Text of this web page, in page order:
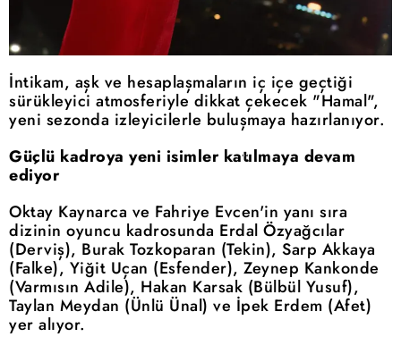
İntikam, aşk ve hesaplaşmaların iç içe geçtiği
sürükleyici atmosferiyle dikkat çekecek "Hamal",
yeni sezonda izleyicilerle buluşmaya hazırlanıyor.
Güçlü kadroya yeni isimler katılmaya devam
ediyor
Oktay Kaynarca ve Fahriye Evcen'in yanı sıra
dizinin oyuncu kadrosunda Erdal Özyağcılar
(Derviş), Burak Tozkoparan (Tekin), Sarp Akkaya
(Falke), Yiğit Uçan (Esfender), Zeynep Kankonde
(Varmısın Adile), Hakan Karsak (Bülbül Yusuf),
Taylan Meydan (Ünlü Ünal) ve İpek Erdem (Afet)
yer alıyor.